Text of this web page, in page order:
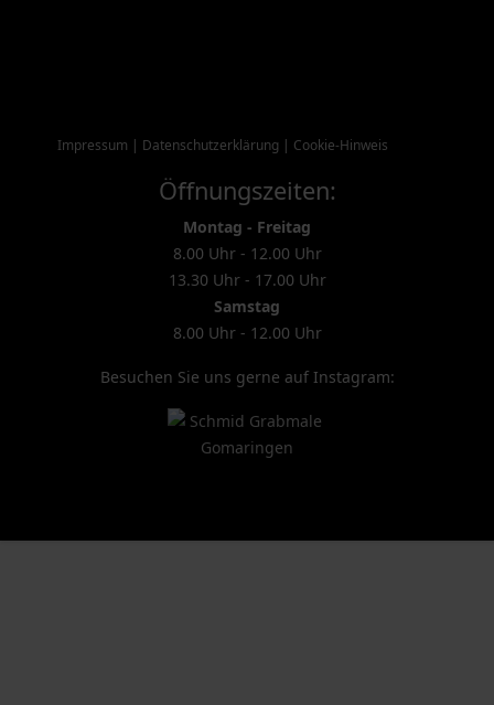
Impressum | Datenschutzerklärung | Cookie-Hinweis
Öffnungszeiten:
Montag - Freitag
8.00 Uhr - 12.00 Uhr
13.30 Uhr - 17.00 Uhr
Samstag
8.00 Uhr - 12.00 Uhr
Besuchen Sie uns gerne auf Instagram: